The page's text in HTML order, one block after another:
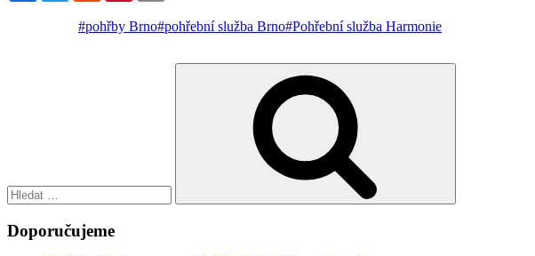
#pohřby Brno#pohřební služba Brno#Pohřební služba Harmonie
Doporučujeme